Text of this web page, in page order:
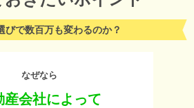
びで数百万も変わるのか？
なぜなら
産会社によって